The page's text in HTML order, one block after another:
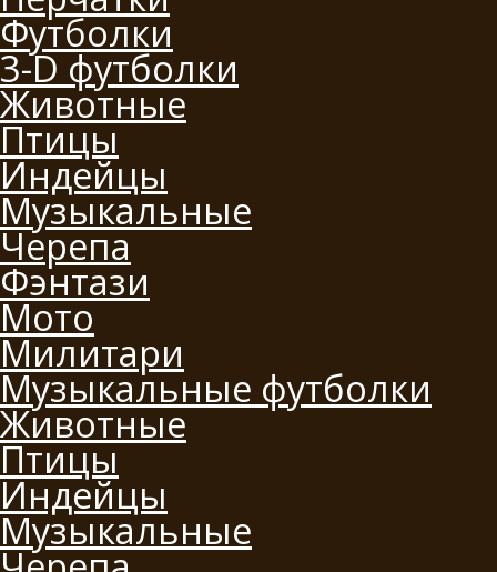
Футболки
3-D футболки
Животные
Птицы
Индейцы
Музыкальные
Черепа
Фэнтази
Мото
Милитари
Музыкальные футболки
Животные
Птицы
Индейцы
Музыкальные